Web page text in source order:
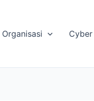
Organisasi